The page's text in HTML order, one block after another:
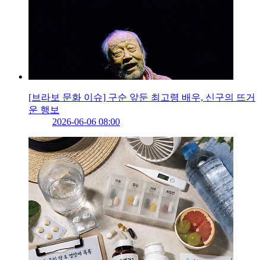
[브라보 문화 이슈] 구순 앞둔 최고령 배우, 신구의 뜨거
운 행보
2026-06-06 08:00